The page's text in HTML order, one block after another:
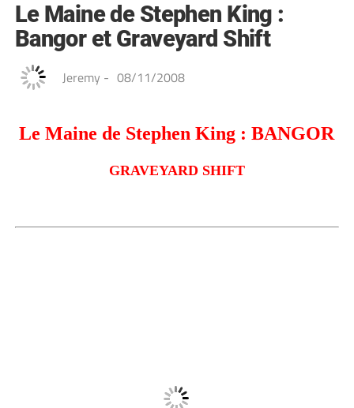
Le Maine de Stephen King :
Bangor et Graveyard Shift
Jeremy - 08/11/2008
Le Maine de Stephen King : BANGOR
GRAVEYARD SHIFT